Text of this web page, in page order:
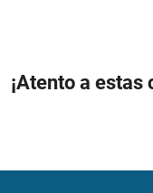
¡Atento a estas